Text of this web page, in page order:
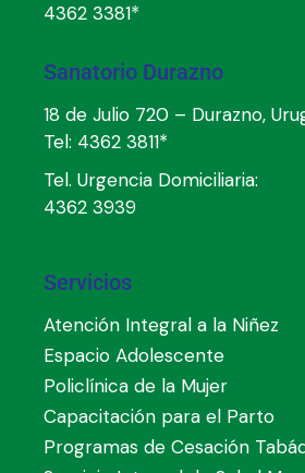
4362 3381*
Sanatorio Durazno
18 de Julio 720 – Durazno,
Tel: 4362 3811*
Tel. Urgencia Domiciliaria:
4362 3939
Servicios
Atención Integral a la Niñez
Espacio Adolescente
Policlínica de la Mujer
Capacitación para el Parto
Programas de Cesación